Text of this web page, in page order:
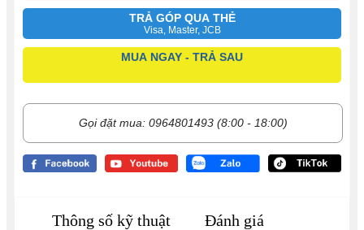
TRẢ GÓP QUA THẺ
Visa, Master, JCB
MUA NGAY - TRẢ SAU
Gọi đặt mua: 0964801493 (8:00 - 18:00)
Thông số kỹ thuật Đánh giá